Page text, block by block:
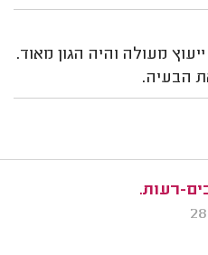
מעולה והיה הגון מאוד.
הבעיה.
רעות.